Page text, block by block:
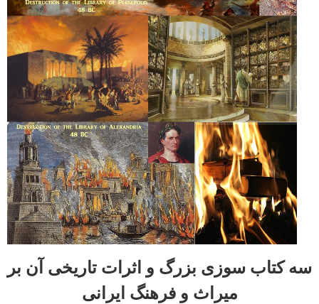
سه کتاب سوزی بزرگ و اثرات تاریخی آن بر
میراث و فرهنگ ایرانی